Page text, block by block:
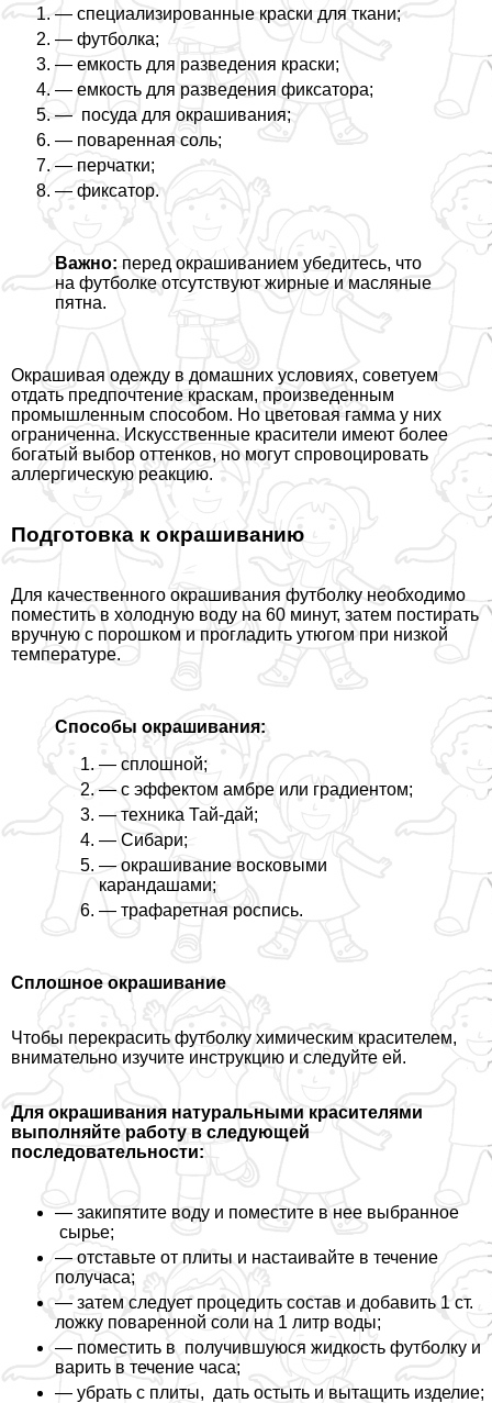
— специализированные краски для ткани;
— футболка;
— емкость для разведения краски;
— емкость для разведения фиксатора;
— посуда для окрашивания;
— поваренная соль;
— перчатки;
— фиксатор.
Важно: перед окрашиванием убедитесь, что
на футболке отсутствуют жирные и масляные
пятна.
Окрашивая одежду в домашних условиях, советуем
отдать предпочтение краскам, произведенным
промышленным способом. Но цветовая гамма у них
ограниченна. Искусственные красители имеют более
богатый выбор оттенков, но могут спровоцировать
аллергическую реакцию.
Подготовка к окрашиванию
Для качественного окрашивания футболку необходимо
поместить в холодную воду на 60 минут, затем постирать
вручную с порошком и прогладить утюгом при низкой
температуре.
Способы окрашивания:
— сплошной;
— с эффектом амбре или градиентом;
— техника Тай-дай;
— Сибари;
— окрашивание восковыми
карандашами;
— трафаретная роспись.
Сплошное окрашивание
Чтобы перекрасить футболку химическим красителем,
внимательно изучите инструкцию и следуйте ей.
Для окрашивания натуральными красителями
выполняйте работу в следующей
последовательности:
— закипятите воду и поместите в нее выбранное
сырье;
— отставьте от плиты и настаивайте в течение
получаса;
— затем следует процедить состав и добавить 1 ст.
ложку поваренной соли на 1 литр воды;
— поместить в получившуюся жидкость футболку и
варить в течение часа;
— убрать с плиты, дать остыть и вытащить изделие;